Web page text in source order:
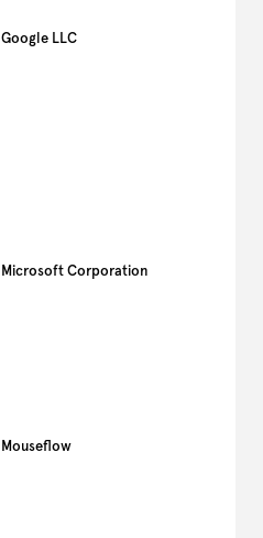
Google LLC
Microsoft Corporation
Mouseflow